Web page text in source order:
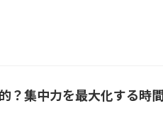
？集中力を最大化する時